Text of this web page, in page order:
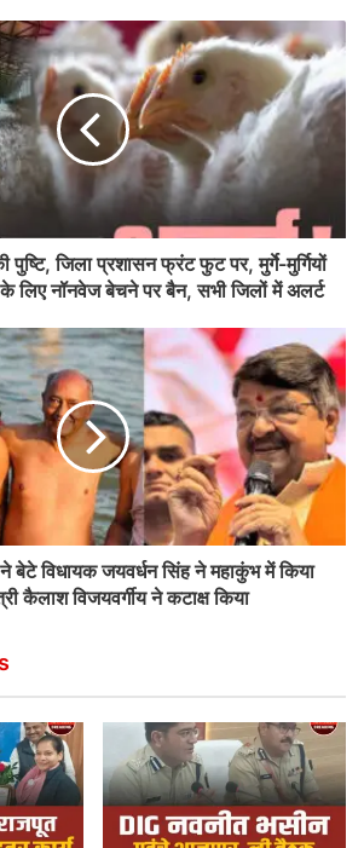
पुष्टि, जिला प्रशासन फ्रंट फुट पर, मुर्गे-मुर्गियों
लिए नॉनवेज बेचने पर बैन, सभी जिलों में अलर्ट
बेटे विधायक जयवर्धन सिंह ने महाकुंभ में किया
कैलाश विजयवर्गीय ने कटाक्ष किया